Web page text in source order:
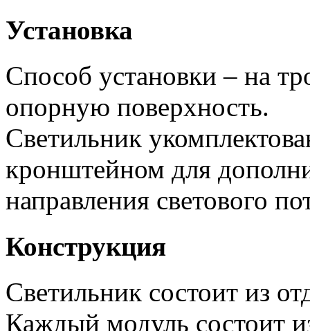
Установка
Способ установки – на
опорную поверхность.
Светильник
кронштейном для
направления светового
Конструкция
Светильник состоит из
Каждый модуль состоит